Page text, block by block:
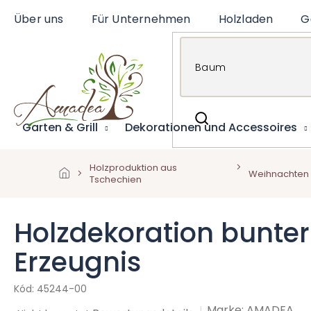
InhaltÜber uns Für Unternehmen Holzladen
Garten & Grill Dekorationen und Accessoires
Holzproduktion aus
Tschechien
Weihnachten
Holzdekoration
Erzeugnis
45244-00